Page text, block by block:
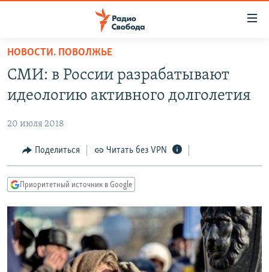
упрощенного
доступа
основному
Вернутся
главной
навигации
Вернутся
поиску
ЦИТАТЫ СВОБОДЫ
МНЕНИЯ
IDEL.РЕАЛИИ
КАВКАЗ.РЕАЛИИ
СЕВЕР.РЕАЛИИ
СИБИРЬ.РЕАЛИИ
НОВОСТИ. ПОВОЛЖЬЕ
СМИ: в России разрабатывают
идеологию активного долголетия
20 июля 2018
Поделиться Читать без VPN
Приоритетный источник в Google